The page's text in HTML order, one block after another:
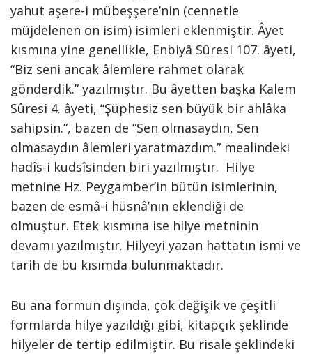
yahut aşere-i mübeşşere’nin (cennetle
müjdelenen on isim) isimleri eklenmiştir. Âyet
kısmına yine genellikle, Enbiyâ Sûresi 107. âyeti,
“Biz seni ancak âlemlere rahmet olarak
gönderdik.” yazılmıştır. Bu âyetten başka Kalem
Sûresi 4. âyeti, “Şüphesiz sen büyük bir ahlâka
sahipsin.”, bazen de “Sen olmasaydın, Sen
olmasaydın âlemleri yaratmazdım.” mealindeki
hadîs-i kudsîsinden biri yazılmıştır. Hilye
metnine Hz. Peygamber’in bütün isimlerinin,
bazen de esmâ-i hüsnâ’nın eklendiği de
olmuştur. Etek kısmına ise hilye metninin
devamı yazılmıştır. Hilyeyi yazan hattatın ismi ve
tarih de bu kısımda bulunmaktadır.
Bu ana formun dışında, çok değişik ve çeşitli
formlarda hilye yazıldığı gibi, kitapçık şeklinde
hilyeler de tertip edilmiştir. Bu risale şeklindeki